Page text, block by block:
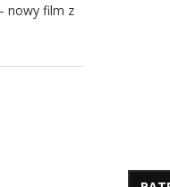
nowy film z